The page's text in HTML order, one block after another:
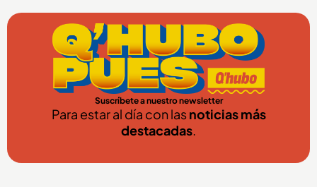
Suscríbete a nuestro newsletter
Para estar al día con lasnoticias más
destacadas.